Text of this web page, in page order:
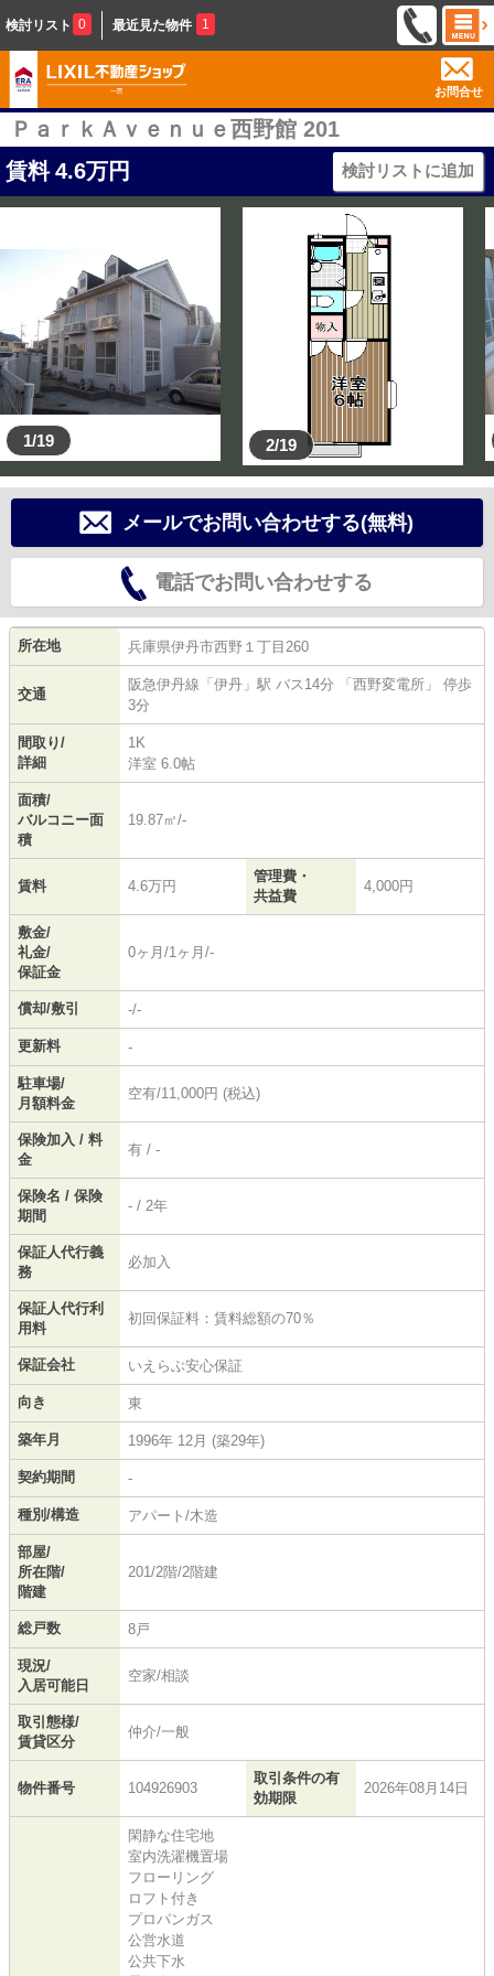
検討リスト 0 最近見た物件 1
お問合せ
ＰａｒｋＡｖｅｎｕｅ西野館 201
賃料 4.6万円 検討リストに追加
1/19 2/19
メールでお問い合わせする(無料)
電話でお問い合わせする
所在地 兵庫県伊丹市西野 １丁目260
交通
阪急伊丹線 「 伊丹 」駅 バス14分 「西野変電所」 停歩
3分
間取り/
詳細
1K
洋室 6.0帖
面積/
バルコニー面
積
19.87㎡/-
賃料 4.6万円
管理費・
共益費
4,000円
敷金/
礼金/
保証金
0ヶ月/1ヶ月/-
償却/敷引 -/-
更新料 -
駐車場/
月額料金
空有/11,000円 (税込)
保険加入 / 料
金
有 / -
保険名 / 保険
期間
- / 2年
保証人代行義
務
必加入
保証人代行利
用料
初回保証料：賃料総額の70％
保証会社 いえらぶ安心保証
向き 東
築年月 1996年 12月 (築29年)
契約期間 -
種別/構造 アパート/木造
部屋/
所在階/
階建
201/2階/2階建
総戸数 8戸
現況/
入居可能日
空家/相談
取引態様/
賃貸区分
仲介/一般
物件番号 104926903
取引条件の有
効期限
2026年08月14日
閑静な住宅地
室内洗濯機置場
フローリング
ロフト付き
プロパンガス
公営水道
公共下水